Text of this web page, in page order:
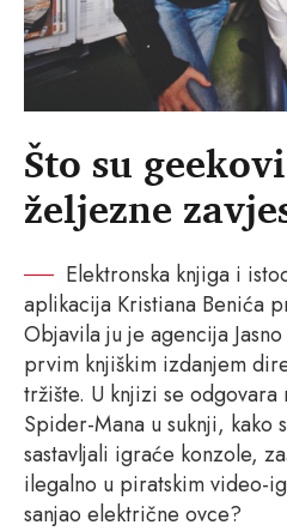
Što su
željezne
Elektronska knjiga i
aplikacija Kristiana Benića
Objavila ju je agencija
prvim knjiškim izdanjem
tržište. U knjizi se
Spider-Mana u suknji, kako
sastavljali igraće konzole,
ilegalno u piratskim video-
sanjao električne ovce?